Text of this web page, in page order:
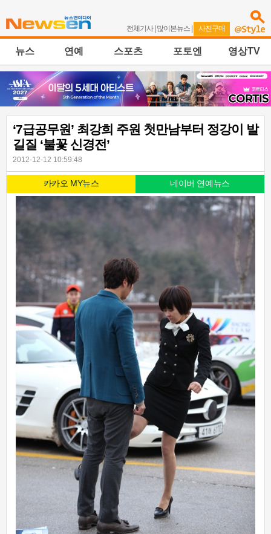
전체기사| 많이본뉴스 | 사진구매
뉴스 연예 스포츠 포토엔 영상TV
‘7급공무원’ 최강희 주원 첫만남부터 정강이 발
길질 ‘불꽃 신경전’
2012-12-12 10:59:48
카카오 MY뉴스 네이버 연예뉴스